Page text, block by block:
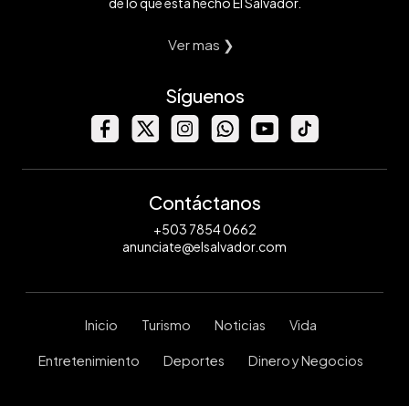
Ver mas ❯
Síguenos
Contáctanos
+503 7854 0662
anunciate@elsalvador.com
Inicio Turismo Noticias Vida
Entretenimiento Deportes Dinero y Negocios